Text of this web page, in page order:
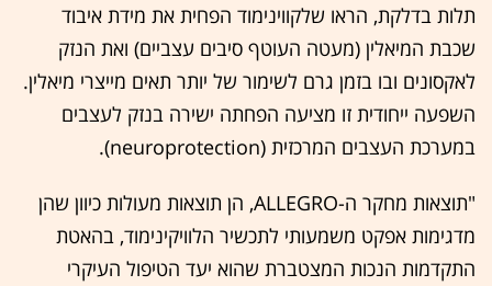
תלות בדלקת, הראו שלקווינימוד הפחית את מידת איבוד
שכבת המיאלין (מעטה העוטף סיבים עצביים) ואת הנזק
לאקסונים ובו בזמן גרם לשימור של יותר תאים מייצרי מיאלין.
השפעה ייחודית זו מציעה הפחתה ישירה בנזק לעצבים
במערכת העצבים המרכזית (neuroprotection).
"תוצאות מחקר ה-ALLEGRO, הן תוצאות מעולות כיוון שהן
מדגימות אפקט משמעותי לתכשיר הלוויקינימוד, בהאטת
התקדמות הנכות המצטברת שהוא יעד הטיפול העיקרי